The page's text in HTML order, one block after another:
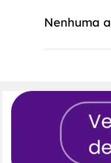
Nenhuma